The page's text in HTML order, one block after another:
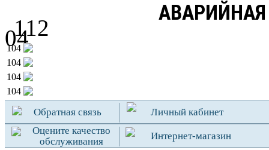
04
112
104
104
104
104
Обратная связь
Личный кабинет
Оцените качество
обслуживания
Интернет-магазин